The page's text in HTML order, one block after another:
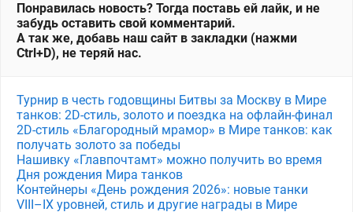
Понравилась новость? Тогда поставь ей лайк, и не
забудь оставить свой комментарий.
А так же, добавь наш сайт в закладки (нажми
Ctrl+D), не теряй нас.
Турнир в честь годовщины Битвы за Москву в Мире
танков: 2D-стиль, золото и поездка на офлайн-финал
2D-стиль «Благородный мрамор» в Мире танков: как
получать золото за победы
Нашивку «Главпочтамт» можно получить во время
Дня рождения Мира танков
Контейнеры «День рождения 2026»: новые танки
VIII–IX уровней, стиль и другие награды в Мире